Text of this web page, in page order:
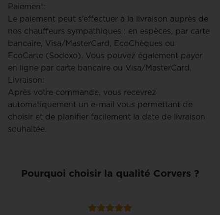
Paiement:
Le paiement peut s’effectuer à la livraison auprès de
nos chauffeurs sympathiques : en espèces, par carte
bancaire, Visa/MasterCard, EcoChèques ou
EcoCarte (Sodexo). Vous pouvez également payer
en ligne par carte bancaire ou Visa/MasterCard.
Livraison:
Après votre commande, vous recevrez
automatiquement un e-mail vous permettant de
choisir et de planifier facilement la date de livraison
souhaitée.
Pourquoi choisir la qualité Corvers ?